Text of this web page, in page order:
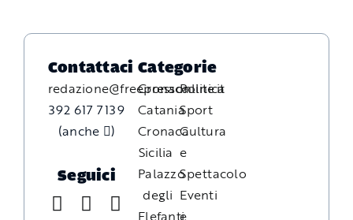
Contattaci
redazione@freepressonline.it
392 617 7139
(anche
)
Seguici
Categorie
Cronaca
Catania
Cronaca
Sicilia
Palazzo
degli
Politica
Sport
Cultura
e
Spettacolo
Eventi